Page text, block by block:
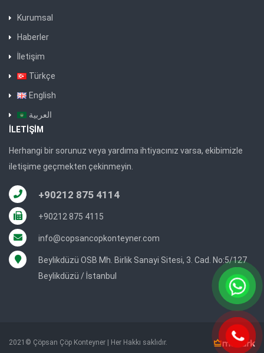
Kurumsal
Haberler
İletişim
Türkçe
English
العربية
İLETIŞIM
Herhangi bir sorunuz veya yardıma ihtiyacınız varsa, ekibimizle
iletişime geçmekten çekinmeyin.
+90212 875 4114
+90212 875 4115
info@copsancopkonteyner.com
Beylikdüzü OSB Mh. Birlik Sanayi Sitesi, 3. Cad. No:5/127
Beylikdüzü / İstanbul
2021© Çöpsan Çöp Konteyner | Her Hakkı saklıdır.